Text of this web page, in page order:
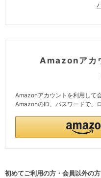
Amazonアカ
Amazonアカウントを利用して
AmazonのID、パスワードで、
初めてご利用の方・会員以外の方